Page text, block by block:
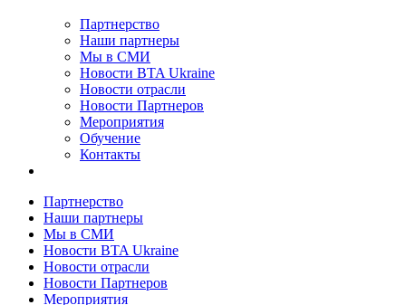
Партнерство
Наши партнеры
Мы в СМИ
Новости BTA Ukraine
Новости отрасли
Новости Партнеров
Мероприятия
Обучение
Контакты
Партнерство
Наши партнеры
Мы в СМИ
Новости BTA Ukraine
Новости отрасли
Новости Партнеров
Мероприятия